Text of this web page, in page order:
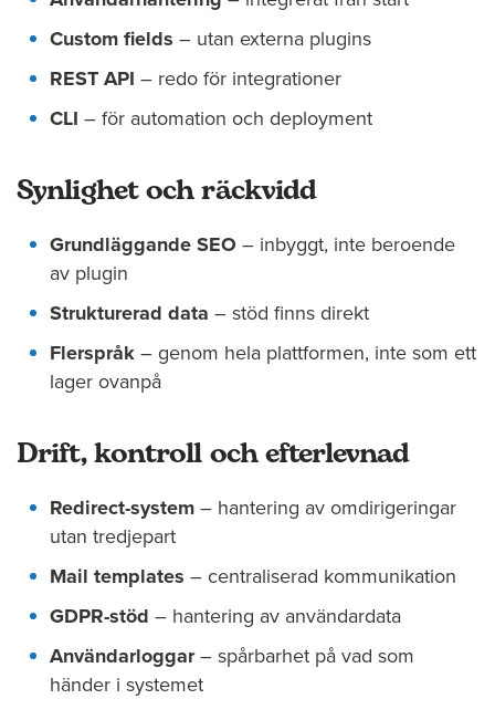
Custom fields – utan externa plugins
REST API – redo för integrationer
CLI – för automation och deployment
Synlighet och räckvidd
Grundläggande SEO – inbyggt, inte beroende
av plugin
Strukturerad data – stöd finns direkt
Flerspråk – genom hela plattformen, inte som ett
lager ovanpå
Drift, kontroll och efterlevnad
Redirect-system – hantering av omdirigeringar
utan tredjepart
Mail templates – centraliserad kommunikation
GDPR-stöd – hantering av användardata
Användarloggar– spårbarhet på vad som
händer i systemet